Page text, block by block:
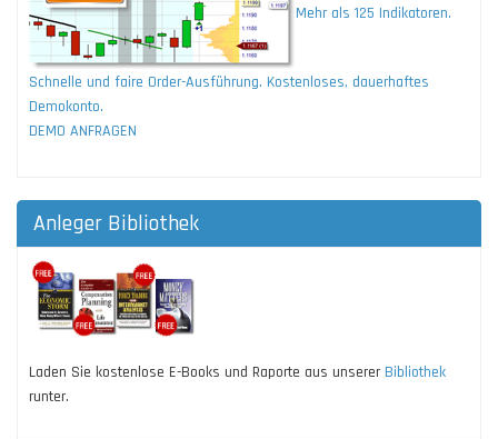
Mehr als 125 Indikatoren.
Schnelle und faire Order-Ausführung. Kostenloses, dauerhaftes
Demokonto.
DEMO ANFRAGEN
Anleger Bibliothek
Laden Sie kostenlose E-Books und Raporte aus unserer Bibliothek
runter.